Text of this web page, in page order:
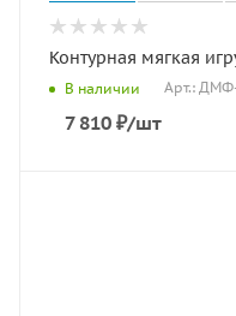
Контурная мягкая
В наличии Арт.:
7 810 ₽/шт